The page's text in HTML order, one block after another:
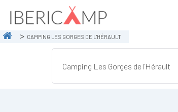
CAMPING LES GORGES DE L'HÉRAULT